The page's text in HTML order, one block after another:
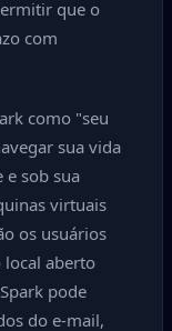
que o
com
como "seu
sua vida
e sob sua
virtuais
os usuários
aberto
pode
do e-mail,